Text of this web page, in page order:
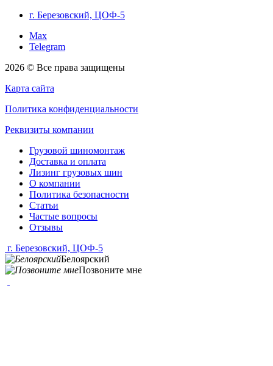
г. Березовский, ЦОФ-5
Max
Telegram
2026 © Все права защищены
Карта сайта
Политика конфиденциальности
Реквизиты компании
Грузовой шиномонтаж
Доставка и оплата
Лизинг грузовых шин
О компании
Политика безопасности
Статьи
Частые вопросы
Отзывы
г. Березовский, ЦОФ-5
Белоярский
Позвоните мне